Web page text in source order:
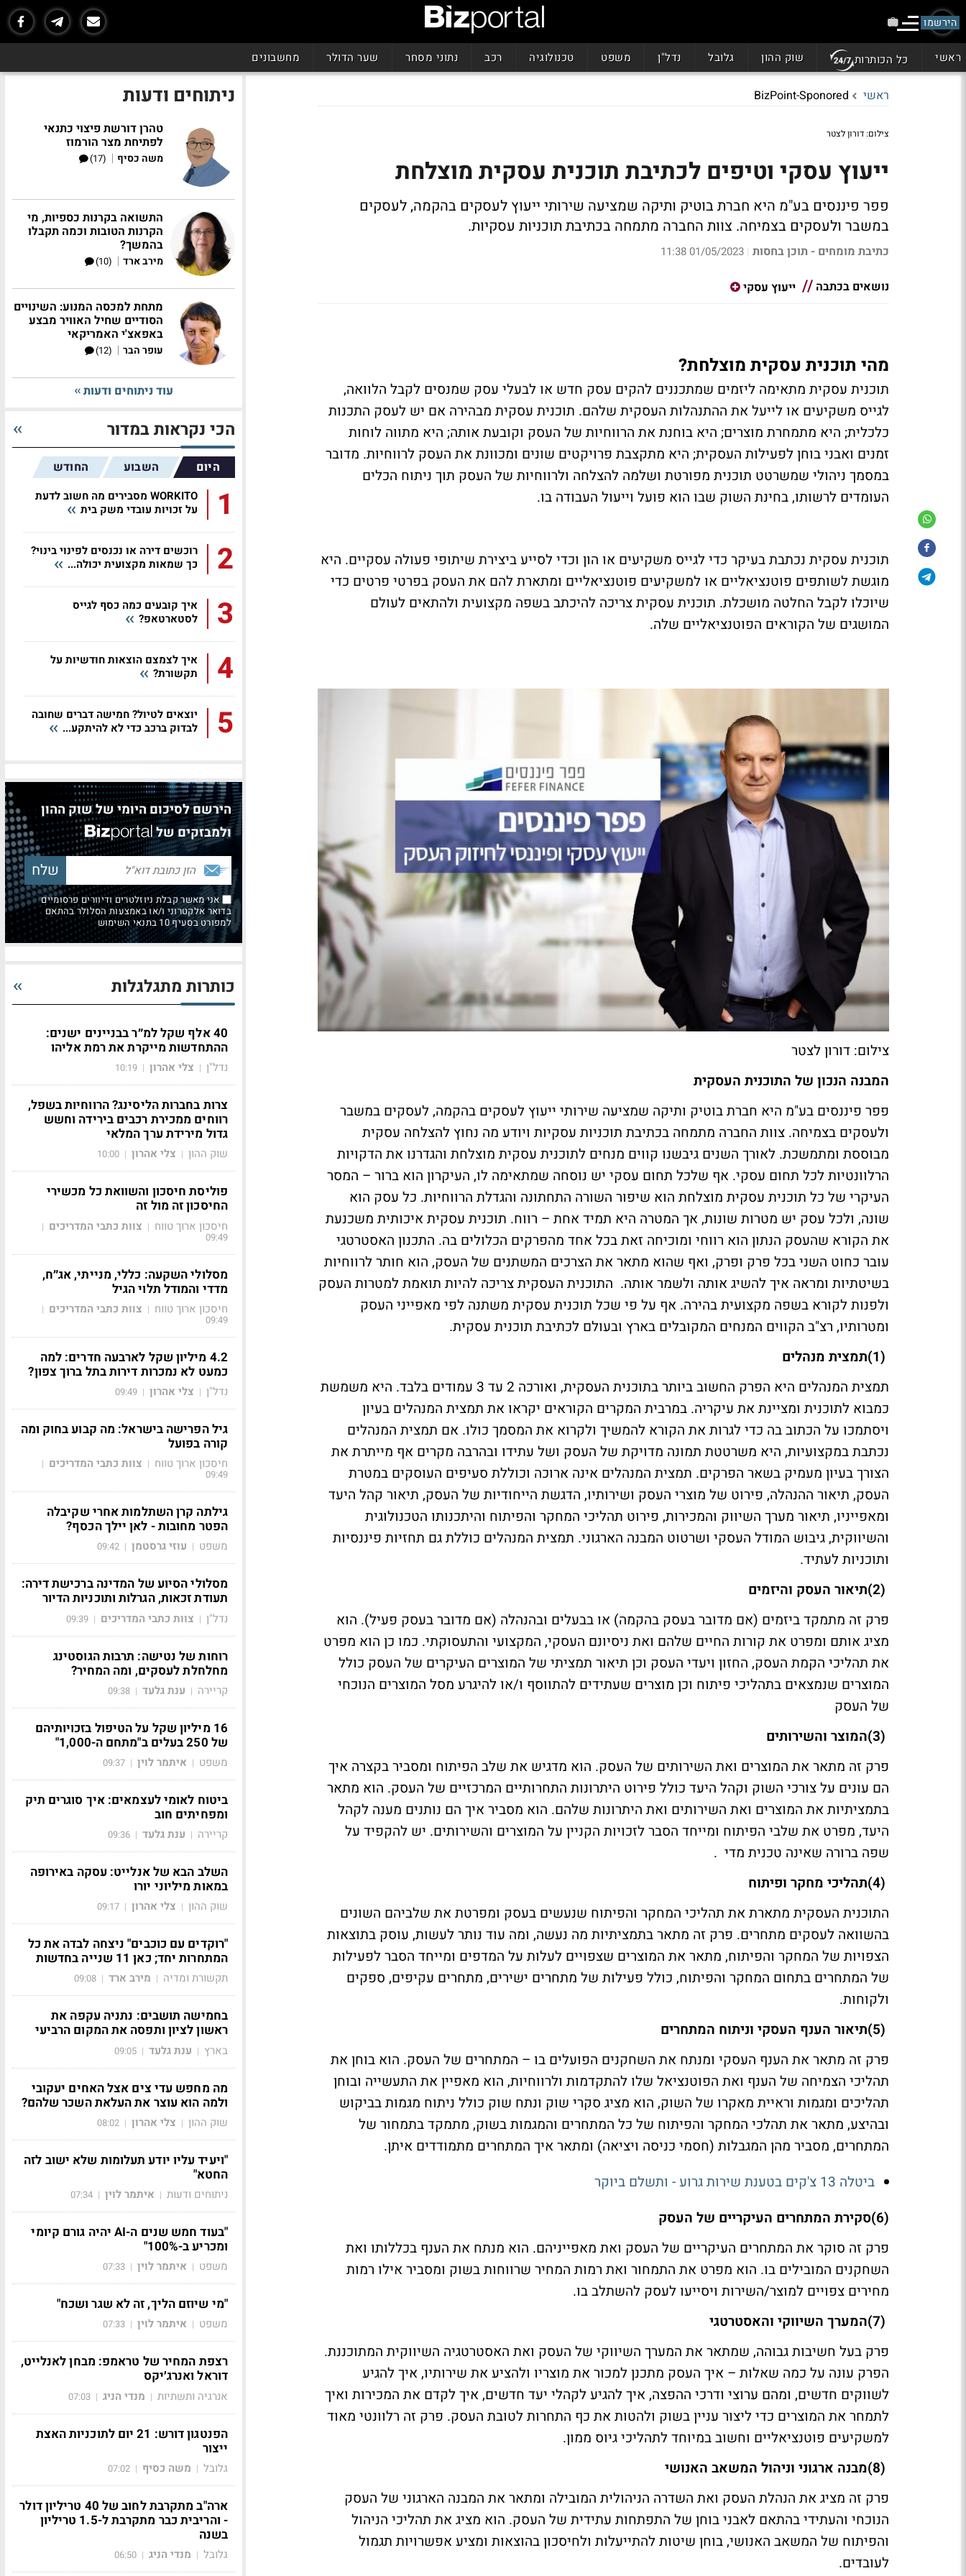
הירשמו
ראשי כל הכותרות שוק ההון גלובל נדל"ן משפט טכנולוגיה רכב נתוני מסחר שער הדולר מחשבונים
ראשי BizPoint-Sponored
צילום: דורון לצטר
ייעוץ עסקי וטיפים לכתיבת תוכנית עסקית מוצלחת
פפר פיננסים בע"מ היא חברת בוטיק ותיקה שמציעה שירותי ייעוץ לעסקים בהקמה, לעסקים
במשבר ולעסקים בצמיחה. צוות החברה מתמחה בכתיבת תוכניות עסקיות.
כתיבת מומחים - תוכן בחסות |
01/05/2023 11:38
נושאים בכתבה ייעוץ עסקי
מהי תוכנית עסקית מוצלחת?
תוכנית עסקית מתאימה ליזמים שמתכננים להקים עסק חדש או לבעלי עסק שמנסים לקבל הלוואה,
לגייס משקיעים או לייעל את ההתנהלות העסקית שלהם. תוכנית עסקית מבהירה אם יש לעסק התכנות
כלכלית; היא מתמחרת מוצרים; היא בוחנת את הרווחיות של העסק וקובעת אותה; היא מתווה לוחות
זמנים ואבני בוחן לפעילות העסקית; היא מתקצבת פרויקטים שונים ומכוונת את העסק לרווחיות. מדובר
במסמך ניהולי שמשרטט תוכנית מפורטת ושלמה להצלחה ולרווחיות של העסק תוך ניתוח הכלים
העומדים לרשותו, בחינת השוק שבו הוא פועל וייעול העבודה בו.
תוכנית עסקית נכתבת בעיקר כדי לגייס משקיעים או הון וכדי לסייע ביצירת שיתופי פעולה עסקיים. היא
מוגשת לשותפים פוטנציאליים או למשקיעים פוטנציאליים ומתארת להם את העסק בפרטי פרטים כדי
שיוכלו לקבל החלטה מושכלת. תוכנית עסקית צריכה להיכתב בשפה מקצועית ולהתאים לעולם
המושגים של הקוראים הפוטנציאליים שלה.
צילום: דורון לצטר
המבנה הנכון של התוכנית העסקית
פפר פיננסים בע"מ היא חברת בוטיק ותיקה שמציעה שירותי ייעוץ לעסקים בהקמה, לעסקים במשבר
ולעסקים בצמיחה. צוות החברה מתמחה בכתיבת תוכניות עסקיות ויודע מה נחוץ להצלחה עסקית
מבוססת ומתמשכת. לאורך השנים גיבשנו קווים מנחים לתוכנית עסקית מוצלחת והגדרנו את הדקויות
הרלוונטיות לכל תחום עסקי. אף שלכל תחום עסקי יש נוסחה שמתאימה לו, העיקרון הוא ברור – המסר
העיקרי של כל תוכנית עסקית מוצלחת הוא שיפור השורה התחתונה והגדלת הרווחיות. כל עסק הוא
שונה, ולכל עסק יש מטרות שונות, אך המטרה היא תמיד אחת – רווח. תוכנית עסקית איכותית משכנעת
את הקורא שהעסק הנתון הוא רווחי ומוכיחה זאת בכל אחד מהפרקים הכלולים בה. התכנון האסטרטגי
עובר כחוט השני בכל פרק ופרק, ואף שהוא מתאר את הצרכים המשתנים של העסק, הוא חותר לרווחיות
בשיטתיות ומראה איך להשיג אותה ולשמר אותה. התוכנית העסקית צריכה להיות תואמת למטרות העסק
ולפנות לקורא בשפה מקצועית בהירה. אף על פי שכל תוכנית עסקית משתנה לפי מאפייני העסק
ומטרותיו, רצ"ב הקווים המנחים המקובלים בארץ ובעולם לכתיבת תוכנית עסקית.
(1)תמצית מנהלים
תמצית המנהלים היא הפרק החשוב ביותר בתוכנית העסקית, ואורכה 2 עד 3 עמודים בלבד. היא משמשת
כמבוא לתוכנית ומציינת את עיקריה. במרבית המקרים הקוראים יקראו את תמצית המנהלים בעיון
ויסתמכו על הכתוב בה כדי לגרות את הקורא להמשיך ולקרוא את המסמך כולו. אם תמצית המנהלים
נכתבת במקצועיות, היא משרטטת תמונה מדויקת של העסק ושל עתידו ובהרבה מקרים אף מייתרת את
הצורך בעיון מעמיק בשאר הפרקים. תמצית המנהלים אינה ארוכה וכוללת סעיפים העוסקים במטרת
העסק, תיאור ההנהלה, פירוט של מוצרי העסק ושירותיו, הדגשת הייחודיות של העסק, תיאור קהל היעד
ומאפייניו, תיאור מערך השיווק והמכירות, פירוט תהליכי המחקר והפיתוח והיתכנותו הטכנולוגית
והשיווקית, גיבוש המודל העסקי ושרטוט המבנה הארגוני. תמצית המנהלים כוללת גם תחזיות פיננסיות
ותוכניות לעתיד.
(2)תיאור העסק והיזמים
פרק זה מתמקד ביזמים (אם מדובר בעסק בהקמה) או בבעלים ובהנהלה (אם מדובר בעסק פעיל). הוא
מציג אותם ומפרט את קורות החיים שלהם ואת ניסיונם העסקי, המקצועי והתעסוקתי. כמו כן הוא מפרט
את תהליכי הקמת העסק, החזון ויעדי העסק וכן תיאור תמציתי של המוצרים העיקרים של העסק כולל
המוצרים שנמצאים בתהליכי פיתוח וכן מוצרים שעתידים להתווסף ו/או להיגרע מסל המוצרים הנוכחי
של העסק
(3)המוצר והשירותים
פרק זה מתאר את המוצרים ואת השירותים של העסק. הוא מדגיש את שלב הפיתוח ומסביר בקצרה איך
הם עונים על צורכי השוק וקהל היעד כולל פירוט היתרונות התחרותיים המרכזיים של העסק. הוא מתאר
בתמציתיות את המוצרים ואת השירותים ואת היתרונות שלהם. הוא מסביר איך הם נותנים מענה לקהל
היעד, מפרט את שלבי הפיתוח ומייחד הסבר לזכויות הקניין על המוצרים והשירותים. יש להקפיד על
שפה ברורה שאינה טכנית מדי .
(4)תהליכי מחקר ופיתוח
התוכנית העסקית מתארת את תהליכי המחקר והפיתוח שנעשים בעסק ומפרטת את שלביהם השונים
בהשוואה לעסקים מתחרים. פרק זה מתאר בתמציתיות מה נעשה, ומה עוד נותר לעשות, עוסק בתוצאות
הצפויות של המחקר והפיתוח, מתאר את המוצרים שצפויים לעלות על המדפים ומייחד הסבר לפעילות
של המתחרים בתחום המחקר והפיתוח, כולל פעילות של מתחרים ישירים, מתחרים עקיפים, ספקים
ולקוחות.
(5)תיאור הענף העסקי וניתוח המתחרים
פרק זה מתאר את הענף העסקי ומנתח את השחקנים הפועלים בו – המתחרים של העסק. הוא בוחן את
תהליכי הצמיחה של הענף ואת הפוטנציאל שלו להתקדמות ולרווחיות, הוא מאפיין את התעשייה ובוחן
תהליכים ומגמות וראיית מאקרו של השוק, הוא מציג סקרי שוק ונתח שוק כולל ניתוח מגמות בביקוש
ובהיצע, מתאר את תהלכי המחקר והפיתוח של כל המתחרים והמגמות בשוק, מתמקד בתמחור של
המתחרים, מסביר מהן המגבלות (חסמי כניסה ויציאה) ומתאר איך המתחרים מתמודדים איתן.
ביטלה 13 צ'קים בטענת שירות גרוע - ותשלם ביוקר
(6)סקירת המתחרים העיקריים של העסק
פרק זה סוקר את המתחרים העיקריים של העסק ואת מאפייניהם. הוא מנתח את הענף בכללותו ואת
השחקנים המובילים בו. הוא מפרט את התמחור ואת רמות המחיר שרווחות בשוק ומסביר אילו רמות
מחירים צפויים למוצר/השירות ויסייעו לעסק להשתלב בו.
(7)המערך השיווקי והאסטרטגי
פרק בעל חשיבות גבוהה, שמתאר את המערך השיווקי של העסק ואת האסטרטגיה השיווקית המתוכננת.
הפרק עונה על כמה שאלות – איך העסק מתכנן למכור את מוצריו ולהציע את שירותיו, איך להגיע
לשווקים חדשים, ומהם ערוצי ודרכי ההפצה, איך להגיע לקהלי יעד חדשים, איך לקדם את המכירות ואיך
לתמחר את המוצרים כדי ליצור עניין בשוק ולהטות את כף התחרות לטובת העסק. פרק זה רלוונטי מאוד
למשקיעים פוטנציאליים וחשוב במיוחד לתהליכי גיוס ממון.
(8)מבנה ארגוני וניהול המשאב האנושי
פרק זה מציג את הנהלת העסק ואת השדרה הניהולית המובילה ומתאר את המבנה הארגוני של העסק
הנוכחי והעתידי בהתאם לאבני בוחן של התפתחות עתידית של העסק. הוא מציג את תהליכי הניהול
והפיתוח של המשאב האנושי, בוחן שיטות להתייעלות ולחיסכון בהוצאות ומציע אפשרויות תגמול
לעובדים.
ניתוחים ודעות
טהרן דורשת פיצוי כתנאי
לפתיחת מצר הורמוז
משה כסיף |
(17)
התשואה בקרנות כספיות, מי
הקרנות הטובות וכמה תקבלו
בהמשך?
מירב ארד |
(10)
מתחת למכסה המנוע: השינויים
הסודיים שחיל האוויר מבצע
באפאצ'י האמריקאי
עופר הבר |
(12)
עוד ניתוחים ודעות
הכי נקראות במדור
היום השבוע החודש
1
WORKITO מסבירים מה חשוב לדעת
על זכויות עובדי משק בית
2
רוכשים דירה או נכנסים לפינוי בינוי?
כך שמאות מקצועית יכולה...
3
איך קובעים כמה כסף לגייס
לסטארטאפ?
4
איך לצמצם הוצאות חודשיות על
תקשורת?
5
יוצאים לטיול? חמישה דברים שחובה
לבדוק ברכב כדי לא להיתקע...
הירשם לסיכום היומי של שוק ההון
ולמבזקים של
אני מאשר קבלת ניוזלטרים ודיוורים פרסומיים
בדואר אלקטרוני ו/או באמצעות הסלולר בהתאם
למפורט בסעיף 10 בתנאי השימוש
כותרות מתגלגלות
40 אלף שקל למ״ר בבניינים ישנים:
ההתחדשות מייקרת את רמת אליהו
נדל"ן | צלי אהרון |
10:19
צרות בחברות הליסינג? הרווחיות בשפל,
רווחים ממכירת רכבים בירידה וחשש
גדול מירידת ערך המלאי
שוק ההון | צלי אהרון |
10:00
פוליסת חיסכון והשוואת כל מכשירי
החיסכון זה מול זה
חיסכון ארוך טווח | צוות כתבי המדריכים |
09:49
מסלולי השקעה: כללי, מנייתי, אג״ח,
מדדי והמודל תלוי הגיל
חיסכון ארוך טווח | צוות כתבי המדריכים |
09:49
4.2 מיליון שקל לארבעה חדרים: למה
כמעט לא נמכרות דירות בתל ברוך צפון?
נדל"ן | צלי אהרון |
09:49
גיל הפרישה בישראל: מה קבוע בחוק ומה
קורה בפועל
חיסכון ארוך טווח | צוות כתבי המדריכים |
09:49
גילתה קרן השתלמות אחרי שקיבלה
הפטר מחובות - לאן יילך הכסף?
משפט | עוזי גרסטמן |
09:42
מסלולי הסיוע של המדינה ברכישת דירה:
תעודת זכאות, הגרלות ותוכניות הדיור
נדל"ן | צוות כתבי המדריכים |
09:39
רוחות של נטישה: תרבות הגוסטינג
מחלחלת לעסקים, ומה המחיר?
קריירה | ענת גלעד |
09:38
16 מיליון שקל על הטיפול בזכויותיהם
של 250 בעלים ב"מתחם ה-1,000"
משפט | איתמר לוין |
09:37
ביטוח לאומי לעצמאים: איך סוגרים תיק
ומפחיתים חוב
קריירה | ענת גלעד |
09:36
השלב הבא של אנלייט: עסקה באירופה
במאות מיליוני יורו
שוק ההון | צלי אהרון |
09:17
"רוקדים עם כוכבים" ניצחה לבדה את כל
המתחרות יחד; כאן 11 שנייה בחדשות
תקשורת ומדיה | מירב ארד |
09:08
בחמישה תושבים: נתניה עקפה את
ראשון לציון ותפסה את המקום הרביעי
בארץ | ענת גלעד |
09:05
מה מחפש עדי צים אצל האחים יעקובי
ולמה הוא עוצר את העלאת השכר שלהם?
שוק ההון | צלי אהרון |
08:02
"ויעיד עליו יודע תעלומות שלא ישוב לזה
החטא"
ניתוחים ודעות | איתמר לוין |
07:34
"בעוד חמש שנים ה-AI יהיה גורם קיומי
ומכריע ב-100%"
משפט | איתמר לוין |
07:33
"מי שיוזם הליך, זה לא שגר ושכח"
משפט | איתמר לוין |
07:33
רצפת המחיר של טראמפ: מבחן לאנלייט,
דוראל ואנרג׳יקס
אנרגיה ותשתיות | מנדי הניג |
07:03
הפנטגון דורש: 21 יום לתוכניות האצת
ייצור
גלובל | משה כסיף |
07:02
ארה"ב מתקרבת לחוב של 40 טריליון דולר
- והריבית כבר מתקרבת ל-1.5 טריליון
בשנה
גלובל | מנדי הניג |
06:50